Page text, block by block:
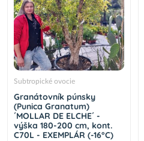
Subtropické ovocie
Granátovník púnsky
(Punica Granatum)
´MOLLAR DE ELCHE´ -
výška 180-200 cm, kont.
C70L - EXEMPLÁR (-16°C)